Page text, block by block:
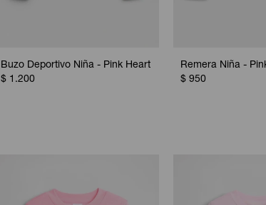
Buzo Deportivo Niña - Pink Heart
$ 1.200
Remera Niña -
$ 950